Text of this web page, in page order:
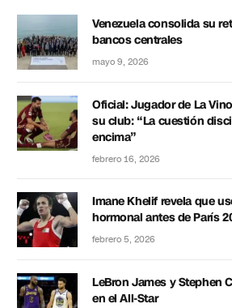
Venezuela consolida su
bancos centrales
mayo 9, 2026
Oficial: Jugador de La
su club: “La cuestión
encima”
febrero 16, 2026
Imane Khelif revela que
hormonal antes de París
febrero 5, 2026
LeBron James y Stephen
en el All-Star